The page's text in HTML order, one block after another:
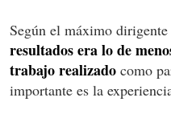
Según el máximo
resultados era lo de
trabajo realizado como
importante es la